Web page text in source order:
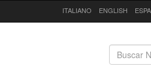
ITALIANO ENGLISH